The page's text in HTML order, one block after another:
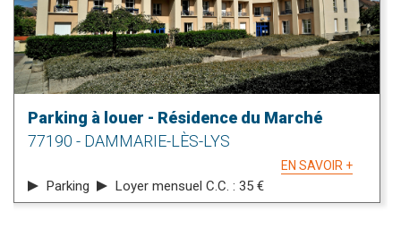
Parking à louer - Résidence du Marché
77190 - DAMMARIE-LÈS-LYS
Parking Loyer mensuel C.C. : 35 €
EN SAVOIR +